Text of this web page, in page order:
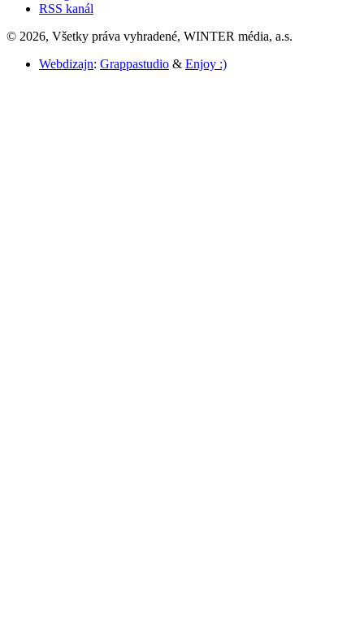
RSS kanál
© 2026, Všetky práva vyhradené, WINTER média, a.s.
Webdizajn: Grappastudio & Enjoy :)